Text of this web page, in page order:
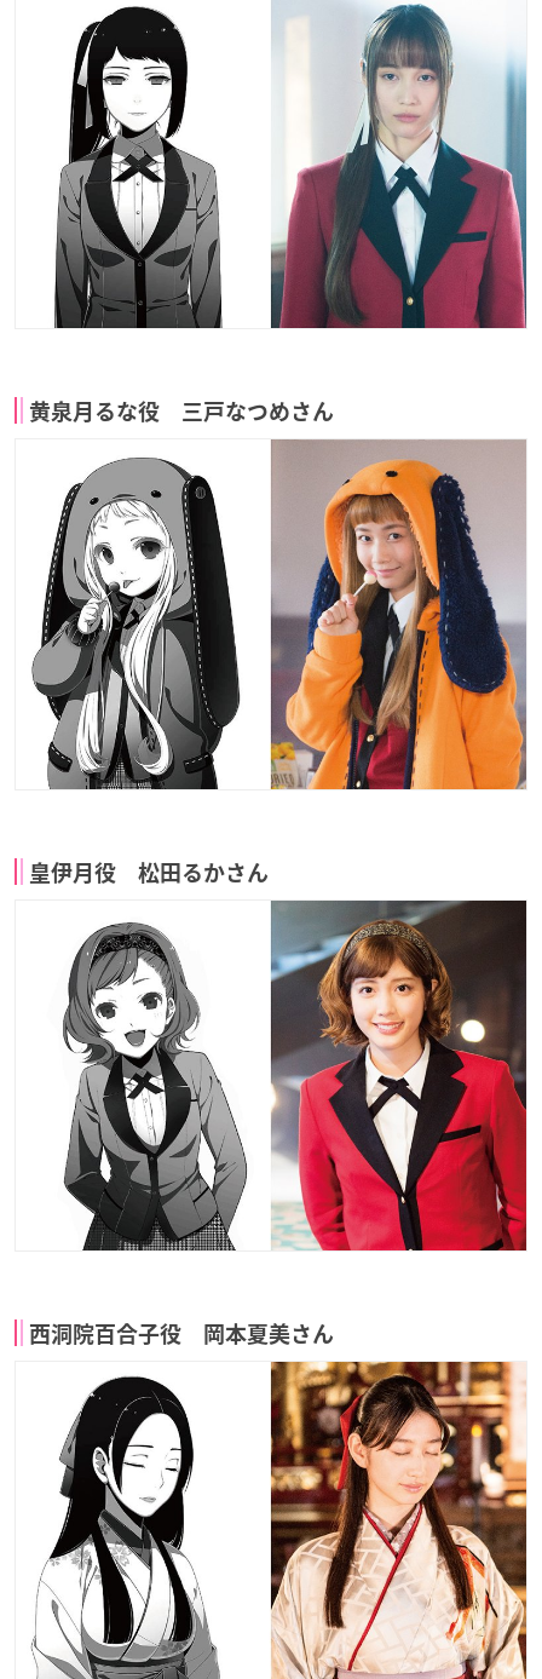
黄泉月るな役 三戸なつめさん
皇伊月役 松田るかさん
西洞院百合子役 岡本夏美さん